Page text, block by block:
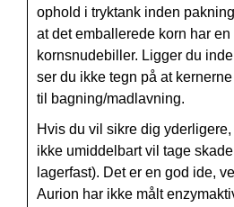
ophold i tryktank inden
at det emballerede korn har
kornsnudebiller. Ligger du
ser du ikke tegn på at
til bagning/madlavning.
Hvis du vil sikre dig
ikke umiddelbart vil tage
lagerfast). Det er en god ide,
Aurion har ikke målt